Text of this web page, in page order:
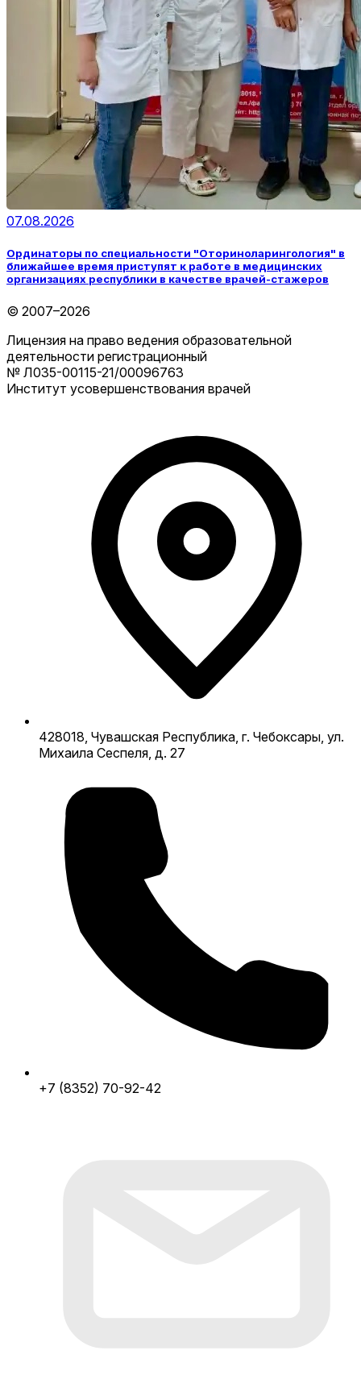
07.08.2026
Ординаторы по специальности "Оториноларингология" в
ближайшее время приступят к работе в медицинских
организациях республики в качестве врачей-стажеров
© 2007–2026
Лицензия на право ведения образовательной
деятельности регистрационный
№ Л035-00115-21/00096763
Институт усовершенствования врачей
428018, Чувашская Республика, г. Чебоксары, ул.
Михаила Сеспеля, д. 27
+7 (8352) 70-92-42